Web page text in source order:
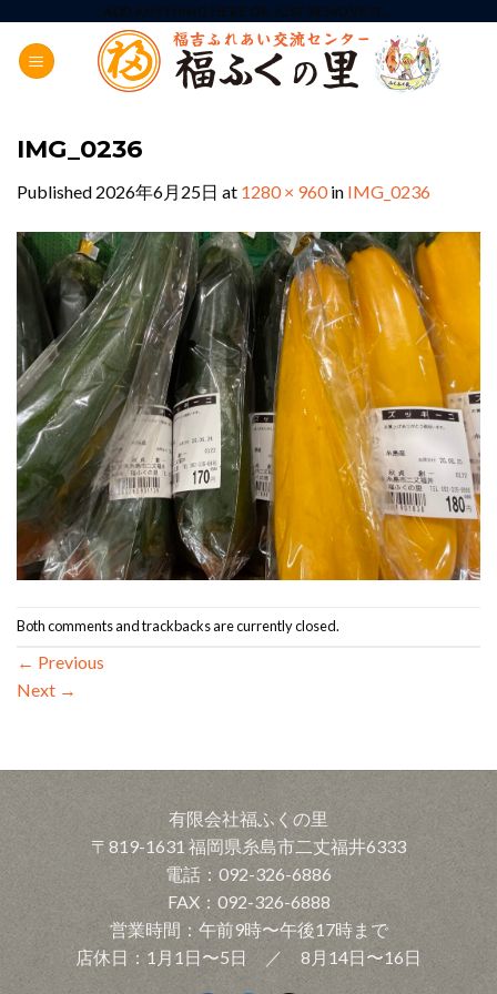
content
ADD ANYTHING HERE OR JUST REMOVE IT...
IMG_0236
Published 2026年6月25日 at 1280 × 960in IMG_0236
Both comments and trackbacks are currently closed.
← Previous
Next →
有限会社福ふくの里
〒819-1631 福岡県糸島市二丈福井6333
電話：092-326-6886
FAX：092-326-6888
営業時間：午前9時〜午後17時まで
店休日：1月1日〜5日 ／ 8月14日〜16日